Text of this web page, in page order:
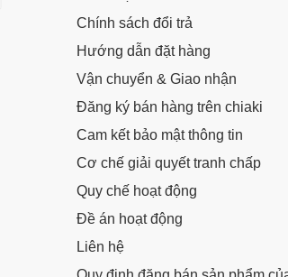
Chính sách đổi trả
Hướng dẫn đặt hàng
Vận chuyển & Giao nhận
Đăng ký bán hàng trên chiaki
Cam kết bảo mật thông tin
Cơ chế giải quyết tranh chấp
Quy chế hoạt động
Đề án hoạt động
Liên hệ
LẤY MÃ NGAY
LẤY MÃ NGAY